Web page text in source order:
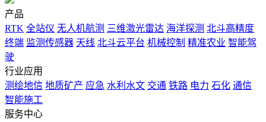
产品
RTK 全站仪 无人机航测 三维激光雷达 海洋探测 北斗高精度
终端 监测传感器 天线 北斗云平台 机械控制 精准农业 智能驾
驶
行业应用
测绘地信 地质矿产 应急 水利水文 交通 铁路 电力 石化 通信
智能施工
服务中心